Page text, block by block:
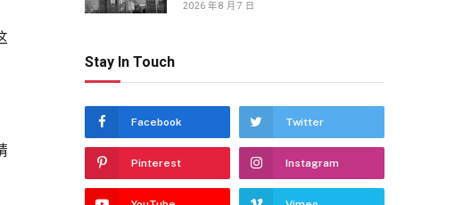
2026 年 8 月 7 日
Stay In Touch
Facebook Twitter
Pinterest Instagram